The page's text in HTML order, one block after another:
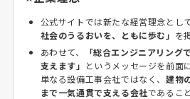
公式サイトでは新たな経営理念として
社会のうるおいを、ともに歩む」 を
あわせて、
「総合エンジニアリング
支えます」 というメッセージを前面
単なる設備工事会社ではなく、 建物
まで一気通貫で支える会社であるこ